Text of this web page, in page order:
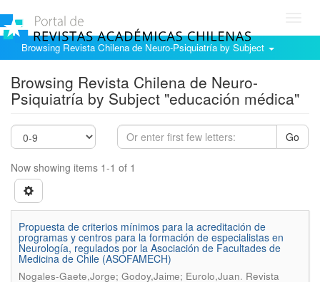
Browsing Revista Chilena de Neuro-Psiquiatría by Subject
Browsing Revista Chilena de Neuro-
Psiquiatría by Subject "educación médica"
Go
Now showing items 1-1 of 1
Propuesta de criterios mínimos para la acreditación de
programas y centros para la formación de especialistas en
Neurología, regulados por la Asociación de Facultades de
Medicina de Chile (ASOFAMECH)
Nogales-Gaete,Jorge; Godoy,Jaime; Eurolo,Juan. Revista